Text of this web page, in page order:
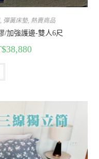
, 彈簧床墊, 熱賣商品
/加強護邊-雙人6尺
38,880